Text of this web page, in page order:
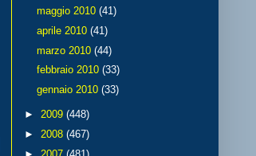
maggio 2010 (41)
aprile 2010 (41)
marzo 2010 (44)
febbraio 2010 (33)
gennaio 2010 (33)
► 2009 (448)
► 2008 (467)